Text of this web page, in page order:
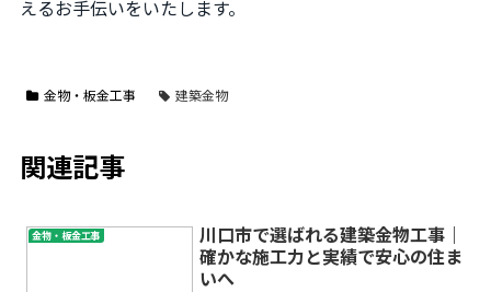
えるお手伝いをいたします。
金物・板金工事 建築金物
関連記事
金物・板金工事
川口市で選ばれる建築金物工事｜
確かな施工力と実績で安心の住ま
いへ